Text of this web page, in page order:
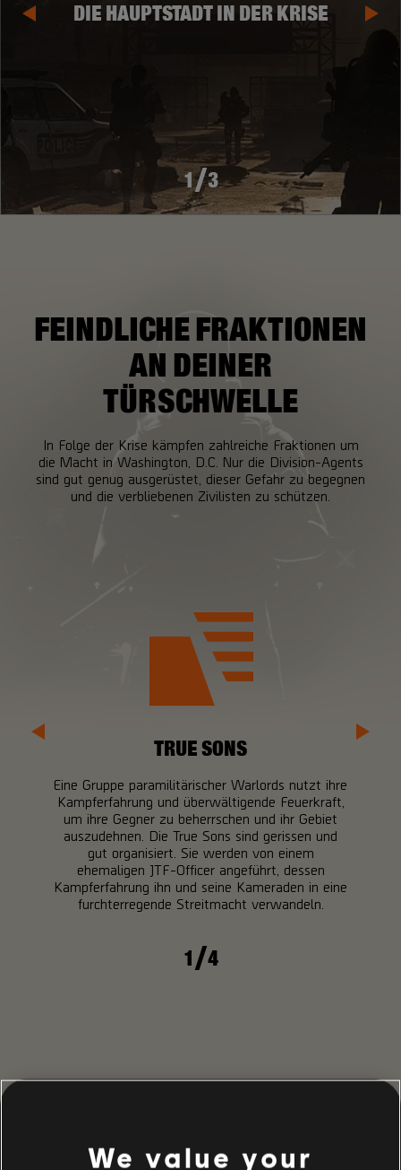
DIE HAUPTSTADT IN DER KRISE
1/3
FEINDLICHE FRAKTIONEN
AN DEINER
TÜRSCHWELLE
In Folge der Krise kämpfen zahlreiche Fraktionen um
die Macht in Washington, D.C. Nur die Division-Agents
sind gut genug ausgerüstet, dieser Gefahr zu begegnen
und die verbliebenen Zivilisten zu schützen.
TRUE SONS
Eine Gruppe paramilitärischer Warlords nutzt ihre
Kampferfahrung und überwältigende Feuerkraft,
um ihre Gegner zu beherrschen und ihr Gebiet
auszudehnen. Die True Sons sind gerissen und
gut organisiert. Sie werden von einem
ehemaligen JTF-Officer angeführt, dessen
Kampferfahrung ihn und seine Kameraden in eine
furchterregende Streitmacht verwandeln.
1/4
We value your